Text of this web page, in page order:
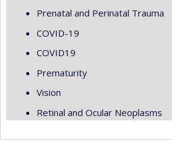
Prenatal and Perinatal Trauma
COVID-19
COVID19
Prematurity
Vision
Retinal and Ocular Neoplasms